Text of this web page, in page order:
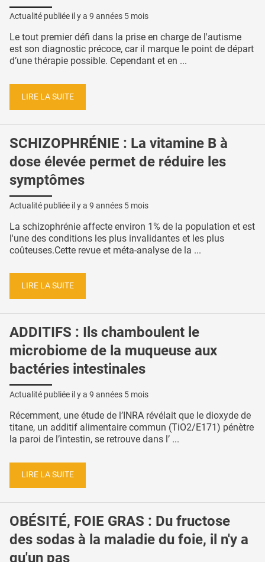
Actualité publiée il y a 9 années 5 mois
Le tout premier défi dans la prise en charge de l'autisme
est son diagnostic précoce, car il marque le point de départ
d’une thérapie possible. Cependant et en ...
LIRE LA SUITE
SCHIZOPHRÉNIE : La vitamine B à
dose élevée permet de réduire les
symptômes
Actualité publiée il y a 9 années 5 mois
La schizophrénie affecte environ 1% de la population et est
l'une des conditions les plus invalidantes et les plus
coûteuses.Cette revue et méta-analyse de la ...
LIRE LA SUITE
ADDITIFS : Ils chamboulent le
microbiome de la muqueuse aux
bactéries intestinales
Actualité publiée il y a 9 années 5 mois
Récemment, une étude de l’INRA révélait que le dioxyde de
titane, un additif alimentaire commun (TiO2/E171) pénètre
la paroi de l’intestin, se retrouve dans l’ ...
LIRE LA SUITE
OBÉSITÉ, FOIE GRAS : Du fructose
des sodas à la maladie du foie, il n'y a
qu'un pas